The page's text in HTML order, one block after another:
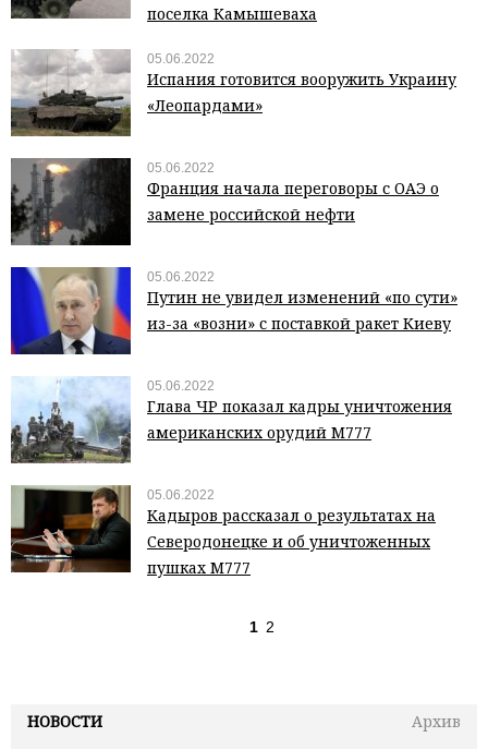
НОВОСТИ
Архив
поселка Камышеваха
05.06.2022
Испания готовится вооружить Украину
«Леопардами»
05.06.2022
Франция начала переговоры с ОАЭ о
замене российской нефти
05.06.2022
Путин не увидел изменений «по сути»
из-за «возни» с поставкой ракет Киеву
05.06.2022
Глава ЧР показал кадры уничтожения
американских орудий М777
05.06.2022
Кадыров рассказал о результатах на
Северодонецке и об уничтоженных
пушках М777
1 2